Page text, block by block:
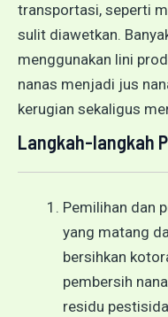
transportasi, seperti
sulit diawetkan.
menggunakan lini
nanas menjadi jus
kerugian sekaligus
Langkah-langkah
Pemilihan dan
yang matang
bersihkan
pembersih
residu